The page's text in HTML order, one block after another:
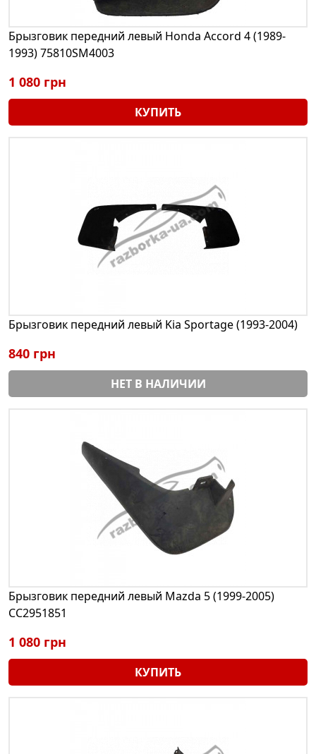
Брызговик передний левый Honda Accord 4 (1989-
1993) 75810SM4003
1 080 грн
КУПИТЬ
Брызговик передний левый Kia Sportage (1993-2004)
840 грн
НЕТ В НАЛИЧИИ
Брызговик передний левый Mazda 5 (1999-2005)
CC2951851
1 080 грн
КУПИТЬ